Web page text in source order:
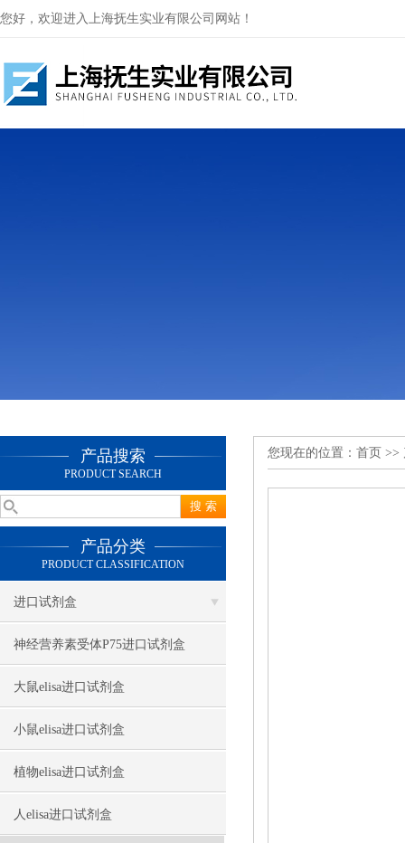
您好，欢迎进入上海抚生实业有限公司网站！
产品搜索
PRODUCT SEARCH
产品分类
PRODUCT CLASSIFICATION
进口试剂盒
神经营养素受体P75进口试剂盒
大鼠elisa进口试剂盒
小鼠elisa进口试剂盒
植物elisa进口试剂盒
人elisa进口试剂盒
您现在的位置： 首页 >>